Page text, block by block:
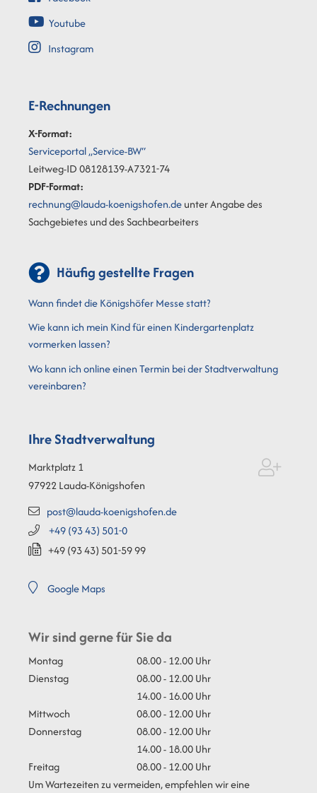
Youtube
Instagram
E-Rechnungen
X-Format:
Serviceportal „Service-BW“
Leitweg-ID 08128139-A7321-74
PDF-Format:
rechnung@lauda-koenigshofen.deunter Angabe des
Sachgebietes und des Sachbearbeiters
Häufig gestellte Fragen
Wann findet die Königshöfer Messe statt?
Wie kann ich mein Kind für einen Kindergartenplatz
vormerken lassen?
Wo kann ich online einen Termin bei der Stadtverwaltung
vereinbaren?
Ihre Stadtverwaltung
Marktplatz 1
97922Lauda-Königshofen
post@lauda-koenigshofen.de
+49 (9343) 501-0
+49 (9343) 501-5999
Google Maps
Wir sind gerne für Sie da
Montag
08.00 - 12.00 Uhr
Dienstag
08.00 - 12.00 Uhr
14.00 - 16.00 Uhr
Mittwoch
08.00 - 12.00 Uhr
Donnerstag
08.00 - 12.00 Uhr
14.00 - 18.00 Uhr
Freitag
08.00 - 12.00 Uhr
Um Wartezeiten zu vermeiden, empfehlen wir eine